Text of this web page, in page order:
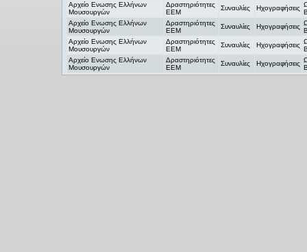
Αρχείο Ενωσης Ελλήνων
Μουσουργών
Δραστηριότητες
ΕΕΜ
Συναυλίες Ηχογραφήσεις
Αρχείο Ενωσης Ελλήνων
Μουσουργών
Δραστηριότητες
ΕΕΜ
Συναυλίες Ηχογραφήσεις
Αρχείο Ενωσης Ελλήνων
Μουσουργών
Δραστηριότητες
ΕΕΜ
Συναυλίες Ηχογραφήσεις
Αρχείο Ενωσης Ελλήνων
Μουσουργών
Δραστηριότητες
ΕΕΜ
Συναυλίες Ηχογραφήσεις